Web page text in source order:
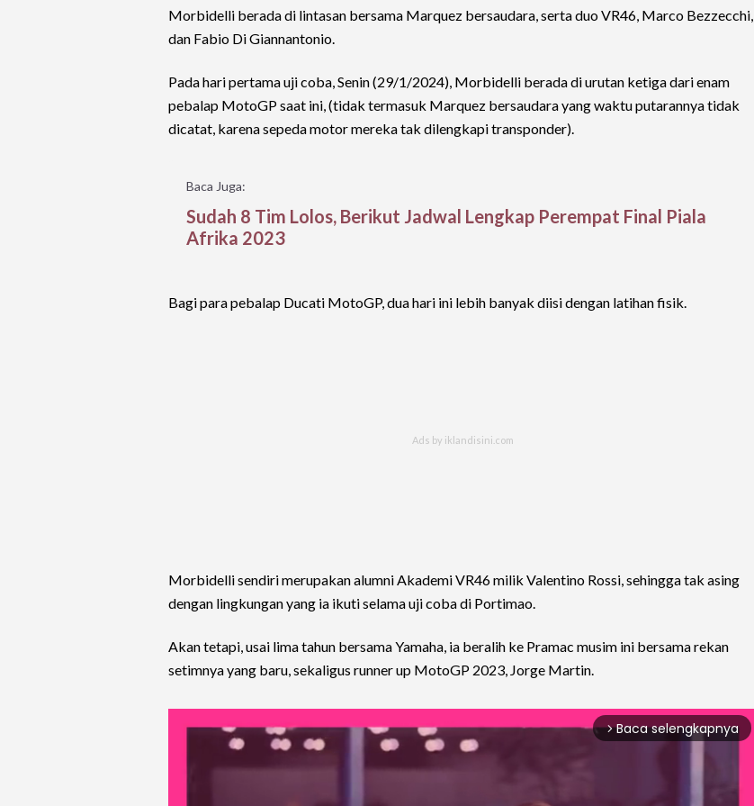
Morbidelli berada di lintasan bersama Marquez bersaudara, serta duo VR46, Marco Bezzecchi,
dan Fabio Di Giannantonio.
Pada hari pertama uji coba, Senin (29/1/2024), Morbidelli berada di urutan ketiga dari enam
pebalap MotoGP saat ini, (tidak termasuk Marquez bersaudara yang waktu putarannya tidak
dicatat, karena sepeda motor mereka tak dilengkapi transponder).
Baca Juga:
Sudah 8 Tim Lolos, Berikut Jadwal Lengkap Perempat Final Piala
Afrika 2023
Bagi para pebalap Ducati MotoGP, dua hari ini lebih banyak diisi dengan latihan fisik.
Morbidelli sendiri merupakan alumni Akademi VR46 milik Valentino Rossi, sehingga tak asing
dengan lingkungan yang ia ikuti selama uji coba di Portimao.
Akan tetapi, usai lima tahun bersama Yamaha, ia beralih ke Pramac musim ini bersama rekan
setimnya yang baru, sekaligus runner up MotoGP 2023, Jorge Martin.
arrow_forward_ios Baca selengkapnya